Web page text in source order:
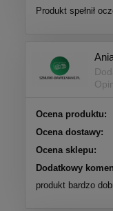
Produkt spełnił
Ocena produktu:
Ocena dostawy:
Ocena sklepu:
Dodatkowy
produkt bardzo